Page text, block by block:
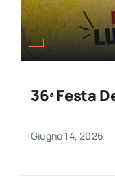
36ª Festa
Giugno 14, 2026